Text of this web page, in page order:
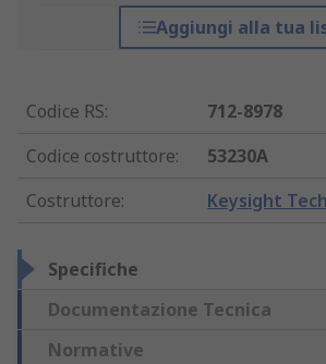
Aggiungi alla tua
Codice RS:
712-8978
Codice costruttore:
53230A
Costruttore: Keysight
Specifiche
Documentazione Tecnica
Normative